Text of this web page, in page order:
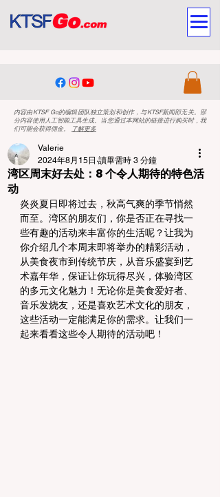
内容由KTSF Go的编辑团队独立策划和创作，与KTSF新闻部无关。部
分内容使用人工智能工具生成。当您通过本网站的链接进行购买时，我
们可能会获得佣金。
了解更多
湾区周末好去处：8 个令人期待的特色活
动
Valerie
2024年8月15日 讀畢需時 3 分鐘
炎炎夏日即将过去，秋高气爽的季节悄然
而至。湾区的朋友们，你是否正在寻找一
些有趣的活动来丰富你的生活呢？让我为
你介绍几个本周末即将举办的精彩活动，
从美食夜市到传统节庆，从音乐盛宴到艺
术嘉年华，保证让你玩得尽兴，体验湾区
的多元文化魅力！无论你是美食爱好者、
音乐发烧友，还是喜欢艺术文化的朋友，
这些活动一定能满足你的需求。让我们一
起来看看这些令人期待的活动吧！